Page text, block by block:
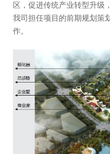
区，促进传统产业转型升级
我司担任项目的前期规划策
作。